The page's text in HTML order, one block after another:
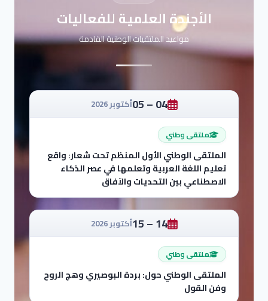
الأجندة العلمية للفعاليات
مواعيد الملتقيات الوطنية القادمة
04 – 05 أكتوبر 2026
ملتقى وطني
الملتقى الوطني الأول المنظم تحت شعار: واقع
تعليم اللغة العربية وتعلمها في عصر الذكاء
الاصطناعي بين التحديات والآفاق
14 – 15 أكتوبر 2026
ملتقى وطني
الملتقى الوطني حول: بردة البوصيري وهج الروح
وفن القول